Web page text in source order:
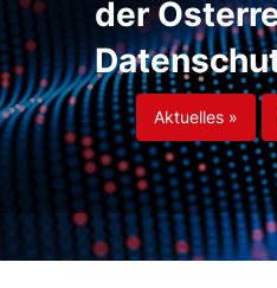
der
Aktuelles »